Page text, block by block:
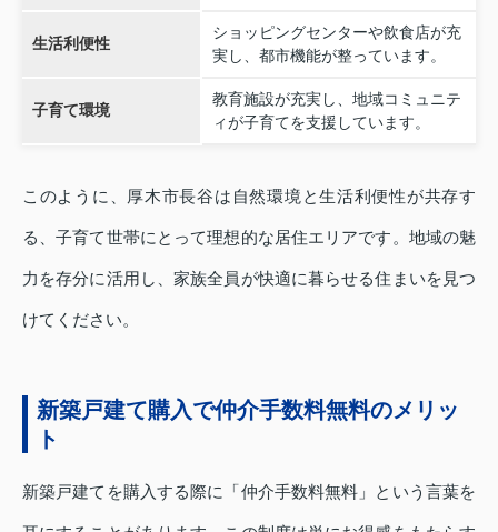
生活利便性
ショッピングセンターや飲食店が充
実し、都市機能が整っています。
子育て環境
教育施設が充実し、地域コミュニテ
ィが子育てを支援しています。
このように、厚木市長谷は自然環境と生活利便性が共存す
る、子育て世帯にとって理想的な居住エリアです。地域の魅
力を存分に活用し、家族全員が快適に暮らせる住まいを見つ
けてください。
新築戸建て購入で仲介手数料無料のメリッ
ト
新築戸建てを購入する際に「仲介手数料無料」という言葉を